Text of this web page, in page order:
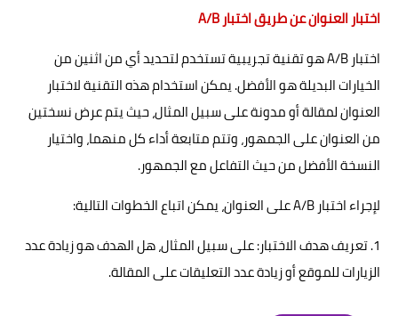
اختبار العنوان عن طريق اختبار A/B
اختبار A/B هو تقنية تجريبية تستخدم لتحديد أي من اثنين من
الخيارات البديلة هو الأفضل. يمكن استخدام هذه التقنية لاختبار
العنوان لمقالة أو مدونة على سبيل المثال، حيث يتم عرض نسختين
من العنوان على الجمهور، وتتم متابعة أداء كل منهما، واختيار
النسخة الأفضل من حيث التفاعل مع الجمهور.
لإجراء اختبار A/B على العنوان، يمكن اتباع الخطوات التالية:
1. تعريف هدف الاختبار: على سبيل المثال، هل الهدف هو زيادة عدد
الزيارات للموقع أو زيادة عدد التعليقات على المقالة.